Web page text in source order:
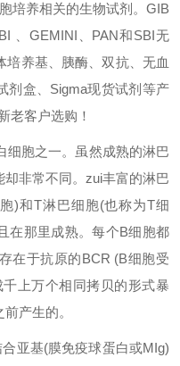
培养相关的生物试剂。GIB
、GEMINI、PAN和SBI无
养基、胰酶、双抗、无血
剂盒、Sigma现货试剂等产
老客户选购！
细胞之一。虽然成熟的淋巴
非常不同。 zui丰富的淋巴
)和T淋巴细胞(也称为T细
在那里成熟。每个B细胞都
在于抗原的BCR (B细胞受
上万个相同拷贝的形式暴
产生的。
亚基(膜免疫球蛋白或MIg)